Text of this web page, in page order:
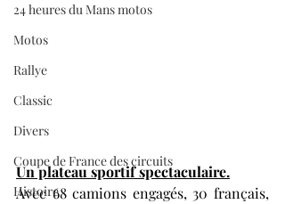
24 heures du Mans motos
Motos
Rallye
Classic
Divers
Coupe de France des circuits
Histoire
Un plateau sportif spectaculaire.
Avec 68 camions engagés, 30 français,